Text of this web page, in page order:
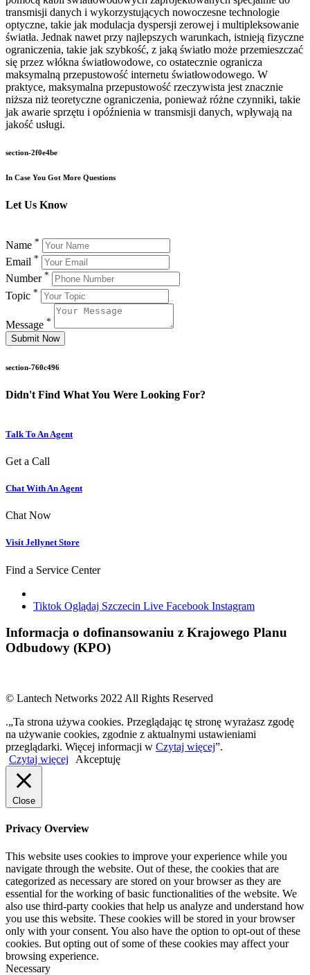
transmisji danych i wykorzystujących nowoczesne technologie
optyczne, takie jak modulacja dyspersji zerowej i multipleksowanie
światła. Jednak nawet przy najlepszych warunkach, istnieją fizyczne
ograniczenia, takie jak szybkość, z jaką światło może przemieszczać
się przez włókna światłowodowe, co ostatecznie ogranicza
maksymalną przepustowość internetu światłowodowego. W
praktyce, maksymalna przepustowość rzeczywista jest znacznie
niższa niż teoretyczne ograniczenia, ponieważ różne czynniki, takie
jak awarie sprzętu i opóźnienia w transmisji danych, wpływają na
jakość usługi.
section-2f0e4be
In Case You Got More Questions
Let Us Know
Name *
Email *
Number *
Topic *
Message *
section-760c496
Didn't Find What You Were Looking For?
Talk To An Agent
Get a Call
Chat With An Agent
Chat Now
Visit Jellynet Store
Find a Service Center
Tiktok Oglądaj Szczecin Live Facebook Instagram
Informacja o dofinansowaniu z Krajowego Planu
Odbudowy (KPO)
© Lantech Networks 2022 All Rights Reserved
.„Ta strona używa cookies. Przeglądając tę stronę wyrażasz zgodę
na używanie cookies, zgodnie z aktualnymi ustawieniami
przeglądarki. Więcej informacji w Czytaj więcej”.
Czytaj więcej
Akceptuję
Close
Privacy Overview
This website uses cookies to improve your experience while you
navigate through the website. Out of these, the cookies that are
categorized as necessary are stored on your browser as they are
essential for the working of basic functionalities of the website. We
also use third-party cookies that help us analyze and understand how
you use this website. These cookies will be stored in your browser
only with your consent. You also have the option to opt-out of these
cookies. But opting out of some of these cookies may affect your
browsing experience.
Necessary